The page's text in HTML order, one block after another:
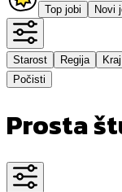
Top jobi Novi
Starost Regija Kraj
Počisti
Prosta